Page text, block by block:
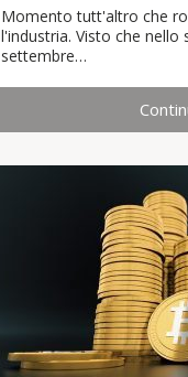
Momento tutt'altro che
l'industria. Visto che nello
settembre…